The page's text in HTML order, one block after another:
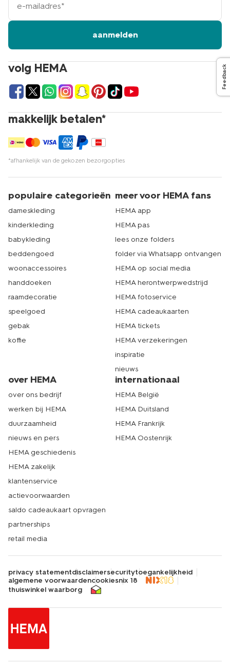
volg HEMA
makkelijk betalen*
*afhankelijk van de gekozen bezorgopties
mailadres
aanmelden
populaire categorieën
dameskleding
kinderkleding
babykleding
beddengoed
woonaccessoires
handdoeken
raamdecoratie
speelgoed
gebak
koffie
meer voor HEMA fans
HEMA app
HEMA pas
lees onze folders
folder via Whatsapp ontvangen
HEMA op social media
HEMA herontwerpwedstrijd
HEMA fotoservice
HEMA cadeaukaarten
HEMA tickets
HEMA verzekeringen
inspiratie
nieuws
over HEMA
over ons bedrijf
werken bij HEMA
duurzaamheid
nieuws en pers
HEMA geschiedenis
HEMA zakelijk
klantenservice
actievoorwaarden
saldo cadeaukaart opvragen
partnerships
retail media
internationaal
HEMA België
HEMA Duitsland
HEMA Frankrijk
HEMA Oostenrijk
privacy statementdisclaimersecuritytoegankelijkheid
algemene voorwaardencookiesnix 18
thuiswinkel waarborg
Feedback